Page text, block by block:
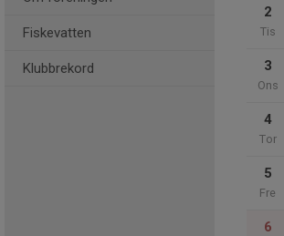
Fiskevatten
Klubbrekord
2
Tis
3
Ons
4
Tor
5
Fre
6